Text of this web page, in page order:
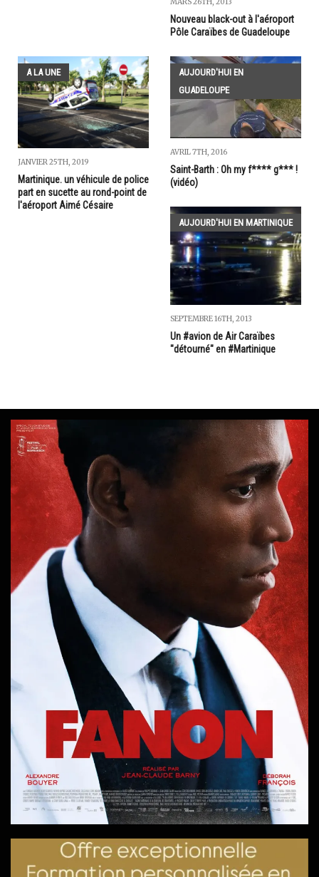
MARS 26TH, 2013
Nouveau black-out à l'aéroport
Pôle Caraïbes de Guadeloupe
A LA UNE
JANVIER 25TH, 2019
Martinique. un véhicule de police
part en sucette au rond-point de
l'aéroport Aimé Césaire
AUJOURD'HUI EN
GUADELOUPE
AVRIL 7TH, 2016
Saint-Barth : Oh my f**** g*** !
(vidéo)
AUJOURD'HUI EN MARTINIQUE
SEPTEMBRE 16TH, 2013
Un #avion de Air Caraïbes
"détourné" en #Martinique